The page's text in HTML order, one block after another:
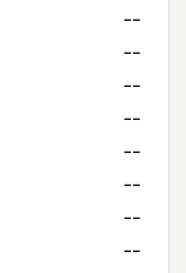
--
--
--
--
--
--
--
--